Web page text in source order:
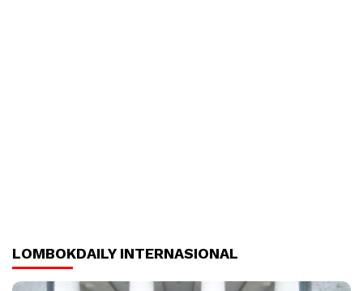
LOMBOKDAILY INTERNASIONAL